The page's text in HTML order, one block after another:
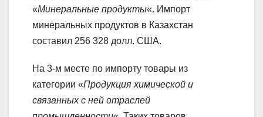
«Минеральные продукты«. Импорт
минеральных продуктов в Казахстан
составил 256 328 долл. США.
На 3-м месте по импорту товары из
категории «Продукция химической и
связанных с ней отраслей